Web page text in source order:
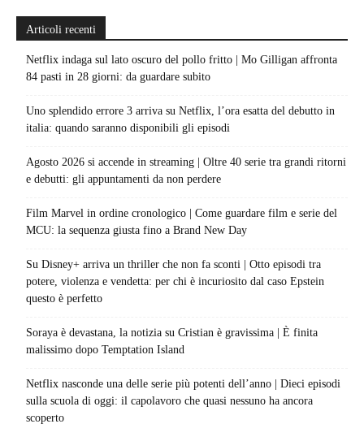
Articoli recenti
Netflix indaga sul lato oscuro del pollo fritto | Mo Gilligan affronta
84 pasti in 28 giorni: da guardare subito
Uno splendido errore 3 arriva su Netflix, l’ora esatta del debutto in
italia: quando saranno disponibili gli episodi
Agosto 2026 si accende in streaming | Oltre 40 serie tra grandi ritorni
e debutti: gli appuntamenti da non perdere
Film Marvel in ordine cronologico | Come guardare film e serie del
MCU: la sequenza giusta fino a Brand New Day
Su Disney+ arriva un thriller che non fa sconti | Otto episodi tra
potere, violenza e vendetta: per chi è incuriosito dal caso Epstein
questo è perfetto
Soraya è devastana, la notizia su Cristian è gravissima | È finita
malissimo dopo Temptation Island
Netflix nasconde una delle serie più potenti dell’anno | Dieci episodi
sulla scuola di oggi: il capolavoro che quasi nessuno ha ancora
scoperto